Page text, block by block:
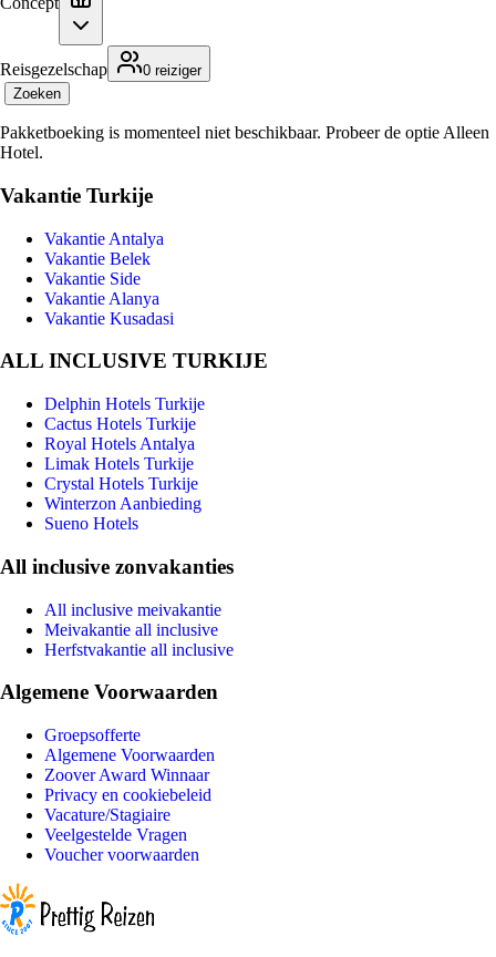
Reisgezelschap
0 reiziger
Zoeken
Pakketboeking is momenteel niet beschikbaar. Probeer de optie Alleen
Hotel.
Vakantie Turkije
Vakantie Antalya
Vakantie Belek
Vakantie Side
Vakantie Alanya
Vakantie Kusadasi
ALL INCLUSIVE TURKIJE
Delphin Hotels Turkije
Cactus Hotels Turkije
Royal Hotels Antalya
Limak Hotels Turkije
Crystal Hotels Turkije
Winterzon Aanbieding
Sueno Hotels
All inclusive zonvakanties
All inclusive meivakantie
Meivakantie all inclusive
Herfstvakantie all inclusive
Algemene Voorwaarden
Groepsofferte
Algemene Voorwaarden
Zoover Award Winnaar
Privacy en cookiebeleid
Vacature/Stagiaire
Veelgestelde Vragen
Voucher voorwaarden